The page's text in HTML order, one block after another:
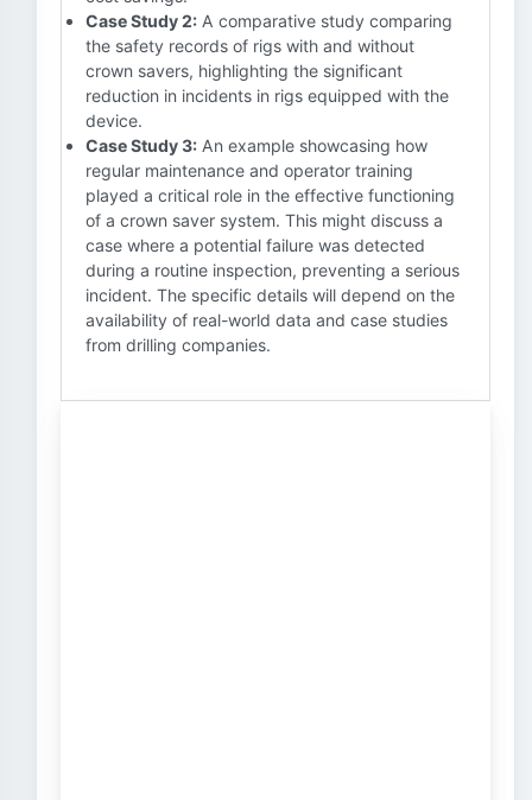
Case Study 2: A comparative study comparing
the safety records of rigs with and without
crown savers, highlighting the significant
reduction in incidents in rigs equipped with the
device.
Case Study 3: An example showcasing how
regular maintenance and operator training
played a critical role in the effective functioning
of a crown saver system. This might discuss a
case where a potential failure was detected
during a routine inspection, preventing a serious
incident. The specific details will depend on the
availability of real-world data and case studies
from drilling companies.